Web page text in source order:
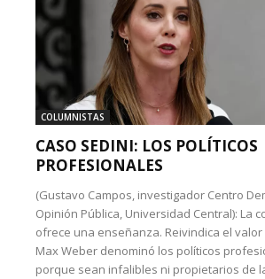
COLUMNISTAS
CASO SEDINI: LOS POLÍTICOS
PROFESIONALES
(Gustavo Campos, investigador Centro
Opinión Pública, Universidad Central): La
ofrece una enseñanza. Reivindica el
Max Weber denominó los políticos
porque sean infalibles ni propietarios de